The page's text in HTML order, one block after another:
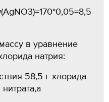
в уравнение
натрия:
58,5 г хлорида